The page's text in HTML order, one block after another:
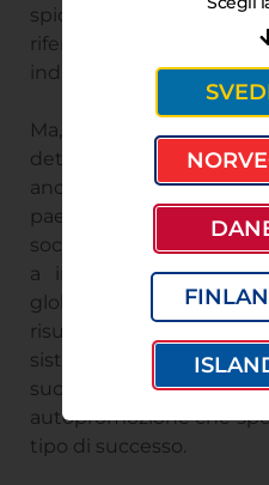
spiccano quando i
riferimento ai loro
individui o celebrità.
Ma, in una società
detengono i mezzi di
anche il merito del
paesi scandinavi
socialista, il loro
a inizio articolo, è
globale aumentato
risultato è che i paesi
sistema in cui gli
successo finanziario e
autopromozione che
tipo di successo.